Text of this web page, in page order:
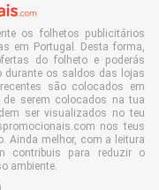
os folhetos publicitários
em Portugal. Desta forma,
do folheto e poderás
durante os saldos das lojas
são colocados em
serem colocados na tua
ser visualizados no teu
nos teus
Ainda melhor, com a leitura
contribuis para reduzir o
ambiente.